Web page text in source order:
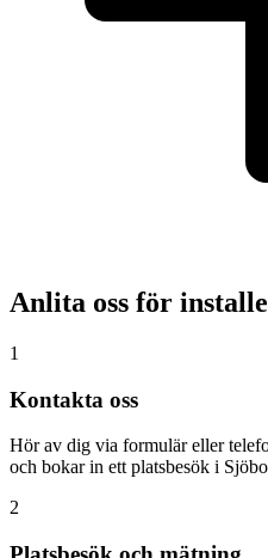
Anlita oss för
1
Kontakta oss
Hör av dig via formulär eller
och bokar in ett platsbesök i
2